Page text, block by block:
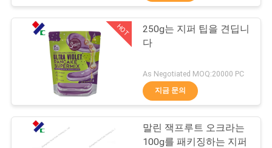
리
여
미생물에 의해 분해
된 패키징 테플론제
백
44
23
HOT
250g는 지퍼 팁을 견딥니
다
As Negotiated MOQ:20000 PC
지금 문의
말린 잭프루트 오크라는
100g를 패키징하는 지퍼